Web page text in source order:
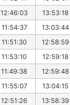
12:46:03
13:53:18
11:54:37
13:03:44
11:51:30
12:58:59
11:53:10
12:59:18
11:49:38
12:59:48
11:55:07
13:04:15
12:51:26
13:58:39